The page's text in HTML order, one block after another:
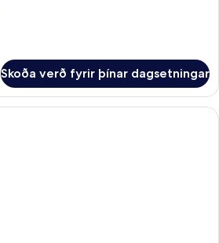
Skoða verð fyrir þínar dagsetningar